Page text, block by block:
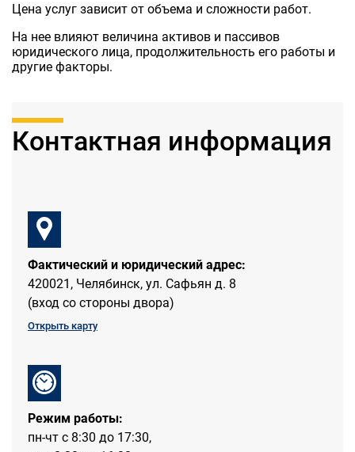
Цена услуг зависит от объема и сложности работ.
На нее влияют величина активов и пассивов
юридического лица, продолжительность его работы и
другие факторы.
Контактная информация
Фактический и юридический адрес:
420021, Челябинск, ул. Сафьян д. 8
(вход со стороны двора)
Открыть карту
Режим работы:
пн-чт с 8:30 до 17:30,